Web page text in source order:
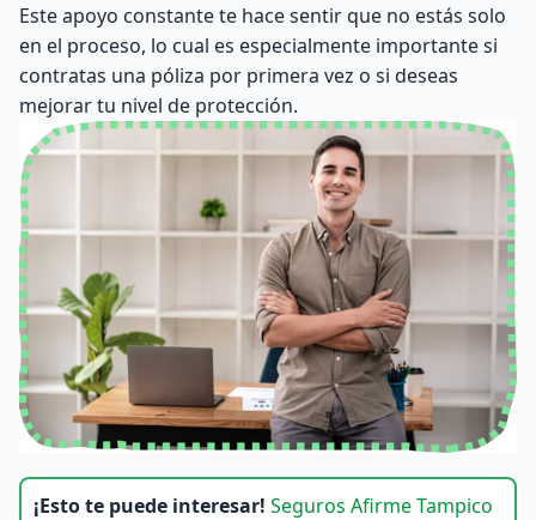
Este apoyo constante te hace sentir que no estás solo
en el proceso, lo cual es especialmente importante si
contratas una póliza por primera vez o si deseas
mejorar tu nivel de protección.
¡Esto te puede interesar! Seguros Afirme Tampico